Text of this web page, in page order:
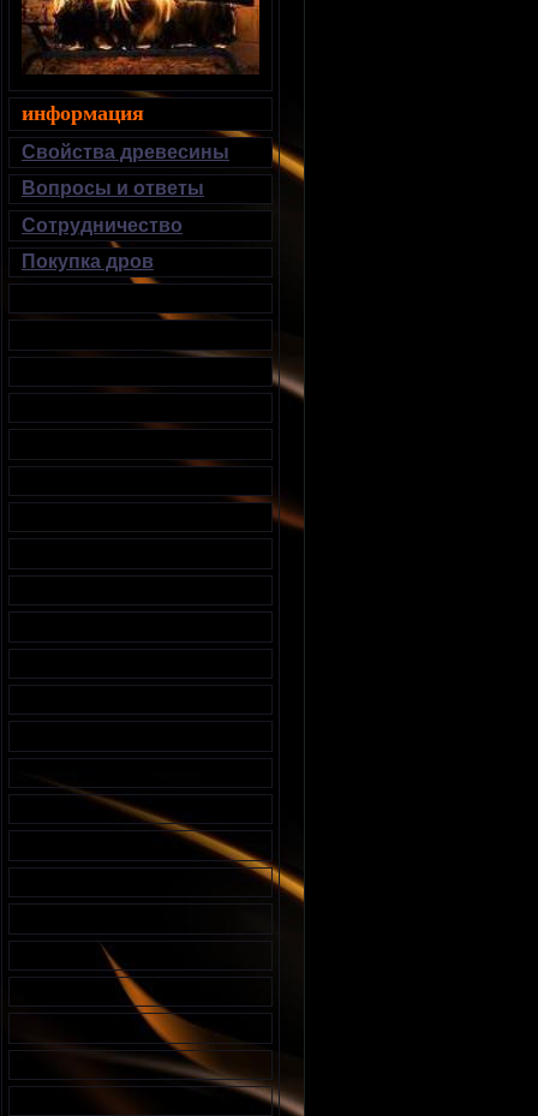
информация
Свойства древесины
Вопросы и ответы
Сотрудничество
Покупка дров